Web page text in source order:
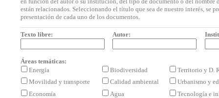
están relacionados. Seleccionando el título que sea de nuestro interés, se
presentación de cada uno de los documentos.
Texto libre: Autor:
Áreas temáticas:
Energía
Biodiversidad
Territorio y D.
Movilidad y transporte
Calidad ambiental
Urbanismo y
Economía
Agua
Tecnología e